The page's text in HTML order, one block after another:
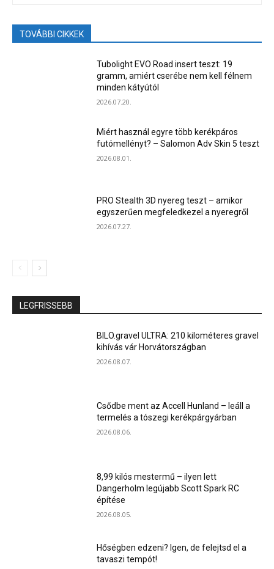
TOVÁBBI CIKKEK
Tubolight EVO Road insert teszt: 19
gramm, amiért cserébe nem kell félnem
minden kátyútól
2026.07.20.
Miért használ egyre több kerékpáros
futómellényt? – Salomon Adv Skin 5 teszt
2026.08.01.
PRO Stealth 3D nyereg teszt – amikor
egyszerűen megfeledkezel a nyeregről
2026.07.27.
LEGFRISSEBB
BILO.gravel ULTRA: 210 kilométeres gravel
kihívás vár Horvátországban
2026.08.07.
Csődbe ment az Accell Hunland – leáll a
termelés a tószegi kerékpárgyárban
2026.08.06.
8,99 kilós mestermű – ilyen lett
Dangerholm legújabb Scott Spark RC
építése
2026.08.05.
Hőségben edzeni? Igen, de felejtsd el a
tavaszi tempót!